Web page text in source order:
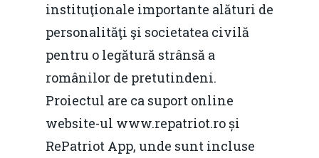
instituţionale importante alături de
personalităţi şi societatea civilă
pentru o legătură strânsă a
românilor de pretutindeni.
Proiectul are ca suport online
website-ul www.repatriot.ro și
RePatriot App, unde sunt incluse